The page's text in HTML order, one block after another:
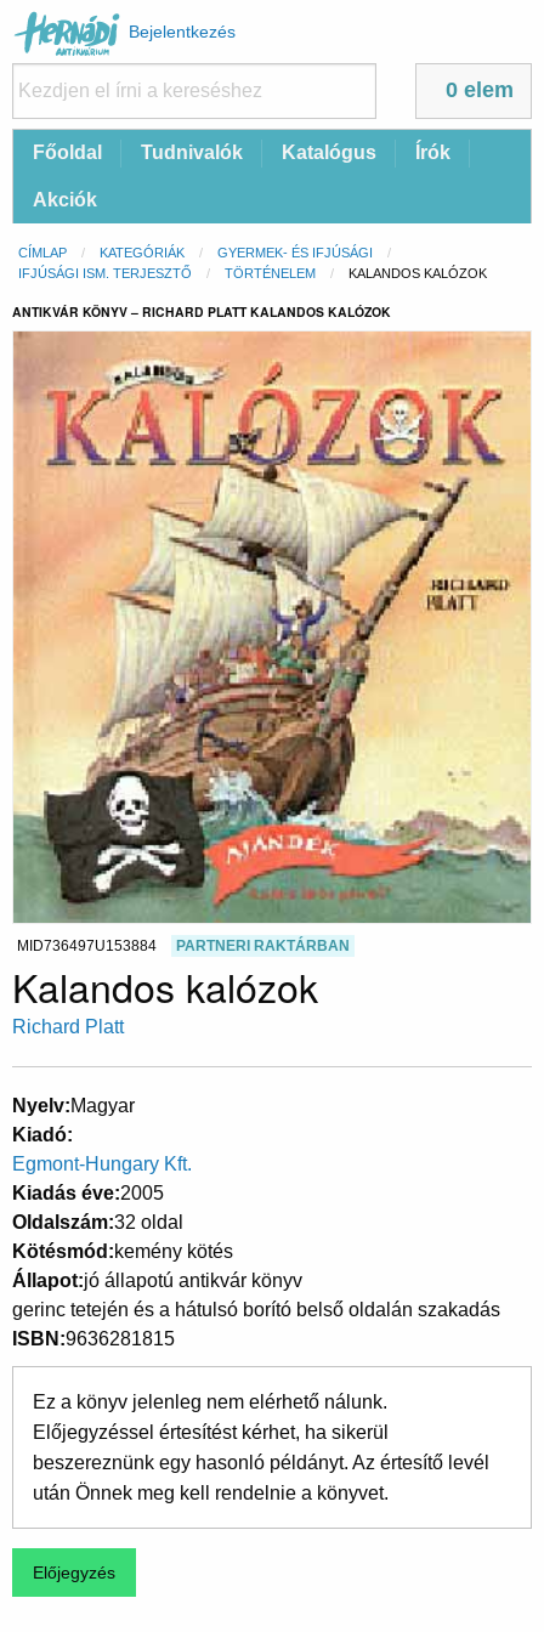
Felhasználói
fiók
menüje
Bejelentkezés
0 elem
FőFőoldal Tudnivalók Katalógus Írók
Akciók
Morzsa
CÍMLAP KATEGÓRIÁK
GYERMEK- ÉS IFJÚSÁGI
IFJÚSÁGI ISM. TERJESZTŐ
TÖRTÉNELEM CURRENT:
KALANDOS KALÓZOK
ANTIKVÁR KÖNYV – RICHARD PLATT KALANDOS KALÓZOK
MID736497U153884 PARTNERI RAKTÁRBAN
Kalandos kalózok
Richard Platt
Nyelv Magyar
Kiadó
Egmont-Hungary Kft.
Kiadás éve 2005
Oldalszám 32 oldal
Kötésmód kemény kötés
Állapot jó állapotú antikvár könyv
gerinc tetején és a hátulsó borító belső oldalán szakadás
ISBN 9636281815
Ez a könyv jelenleg nem elérhető nálunk.
Előjegyzéssel értesítést kérhet, ha sikerül
beszereznünk egy hasonló példányt. Az értesítő levél
után Önnek meg kell rendelnie a könyvet.